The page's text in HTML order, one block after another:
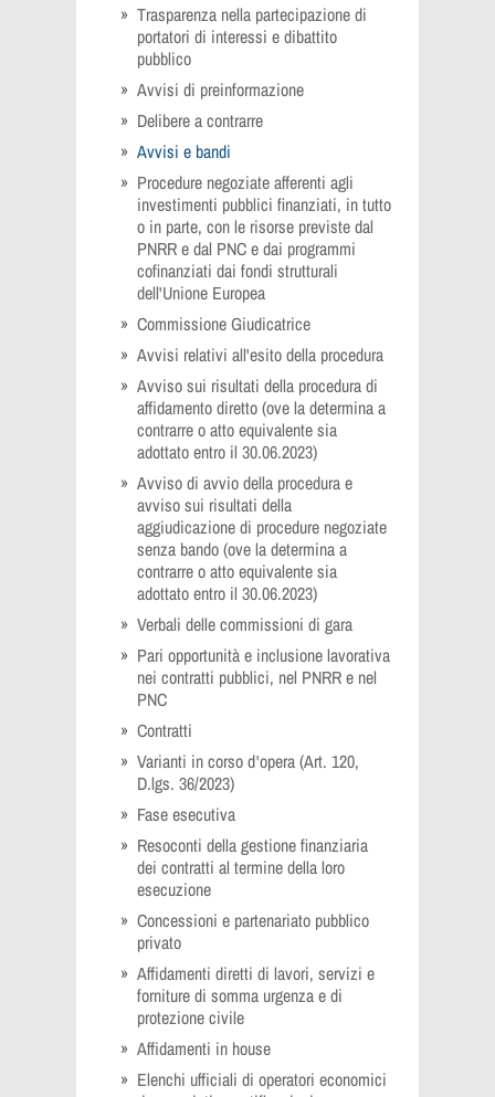
Trasparenza nella partecipazione di
portatori di interessi e dibattito
pubblico
Avvisi di preinformazione
Delibere a contrarre
Avvisi e bandi
Procedure negoziate afferenti agli
investimenti pubblici finanziati, in tutto
o in parte, con le risorse previste dal
PNRR e dal PNC e dai programmi
cofinanziati dai fondi strutturali
dell'Unione Europea
Commissione Giudicatrice
Avvisi relativi all'esito della procedura
Avviso sui risultati della procedura di
affidamento diretto (ove la determina a
contrarre o atto equivalente sia
adottato entro il 30.06.2023)
Avviso di avvio della procedura e
avviso sui risultati della
aggiudicazione di procedure negoziate
senza bando (ove la determina a
contrarre o atto equivalente sia
adottato entro il 30.06.2023)
Verbali delle commissioni di gara
Pari opportunità e inclusione lavorativa
nei contratti pubblici, nel PNRR e nel
PNC
Contratti
Varianti in corso d'opera (Art. 120,
D.lgs. 36/2023)
Fase esecutiva
Resoconti della gestione finanziaria
dei contratti al termine della loro
esecuzione
Concessioni e partenariato pubblico
privato
Affidamenti diretti di lavori, servizi e
forniture di somma urgenza e di
protezione civile
Affidamenti in house
Elenchi ufficiali di operatori economici